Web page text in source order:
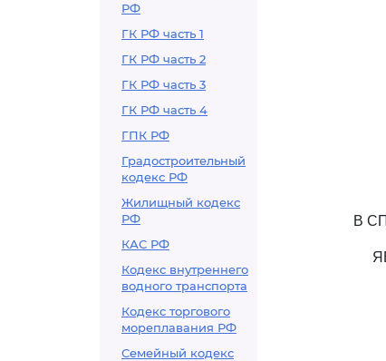
РФ
ГК РФ часть 1
ГК РФ часть 2
ГК РФ часть 3
ГК РФ часть 4
ГПК РФ
Градостроительный
кодекс РФ
Жилищный кодекс
РФ
КАС РФ
Кодекс внутреннего
водного транспорта
Кодекс торгового
мореплавания РФ
Семейный кодекс
В